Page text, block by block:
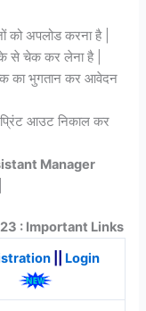
को अपलोड करना है |
से चेक कर लेना है |
का भुगतान कर आवेदन
आउट निकाल कर
Manager
: Important Links
|| Login